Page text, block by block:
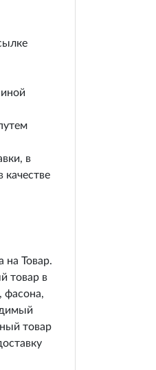
в
качестве
на Товар.
товар в
фасона,
товар